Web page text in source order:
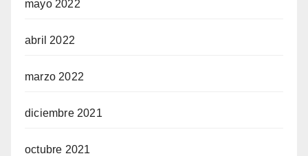
mayo 2022
abril 2022
marzo 2022
diciembre 2021
octubre 2021